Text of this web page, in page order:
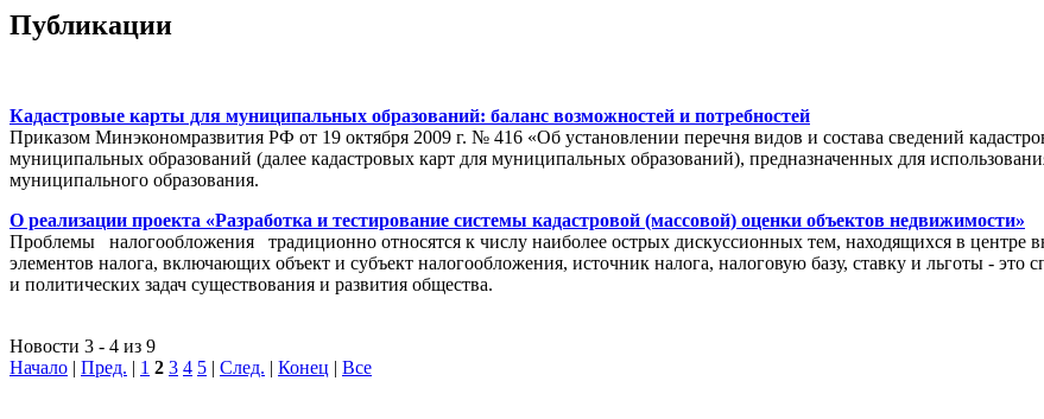
Публикации
Кадастровые карты для муниципальных образований: баланс возможностей и потребностей
Приказом Минэкономразвития РФ от 19 октября 2009 г. № 416 «Об установлении перечня видов и состава сведений
муниципальных образований (далее кадастровых карт для муниципальных образований), предназначенных для
муниципального образования.
О реализации проекта «Разработка и тестирование системы кадастровой (массовой) оценки объектов недвижимости»
Проблемы налогообложения традиционно относятся к числу наиболее острых дискуссионных тем, находящихся в центре
элементов налога, включающих объект и субъект налогообложения, источник налога, налоговую базу, ставку и льготы -
и политических задач существования и развития общества.
Новости 3 - 4 из 9
Начало | Пред. | 1 2 3 4 5 | След. | Конец | Все